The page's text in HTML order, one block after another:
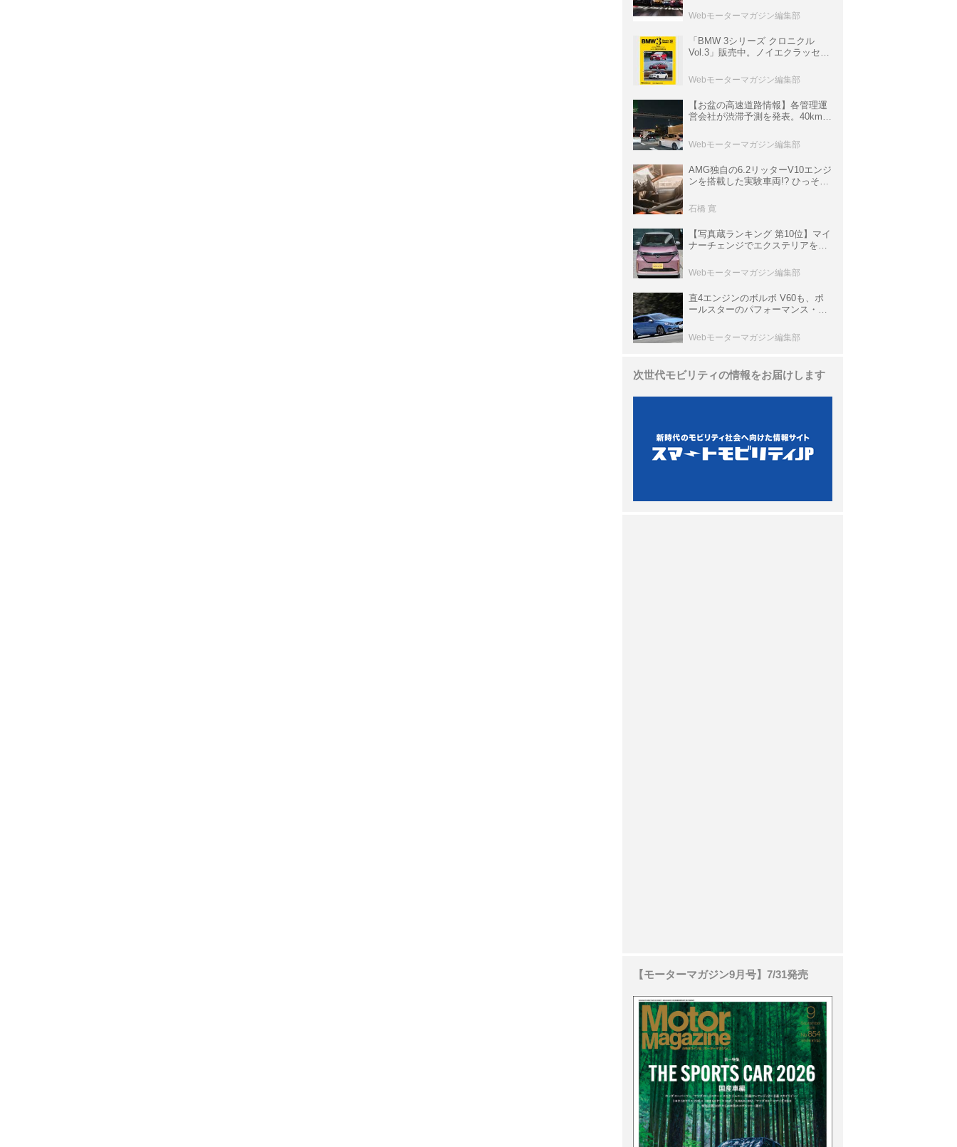
ト体験があたる抽選企画などを展
開
Webモーターマガジン編集部
「BMW 3シリーズ クロニクル
Vol.3」販売中。ノイエクラッセか
ムック
Webモーターマガジン編集部
【お盆の高速道路情報】各管理運
営会社が渋滞予測を発表。40km以
数ある
Webモーターマガジン編集部
AMG独自の6.2リッターV10エンジ
ンを搭載した実験車両!? ひっそり
P900 プロトタイプ」とは
石橋 寛
【写真蔵ランキング 第10位】マイ
ナーチェンジでエクステリアを刷
クラ」
Webモーターマガジン編集部
直4エンジンのボルボ V60も、ポ
ールスターのパフォーマンス・パ
と昔の新車】
Webモーターマガジン編集部
次世代モビリティの情報をお届けします
【モーターマガジン9月号】7/31発売